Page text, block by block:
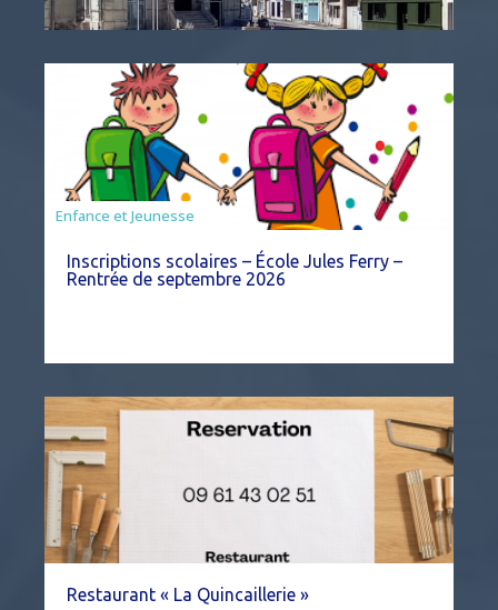
Enfance et Jeunesse
Inscriptions scolaires – École Jules Ferry –
Rentrée de septembre 2026
Restaurant « La Quincaillerie »